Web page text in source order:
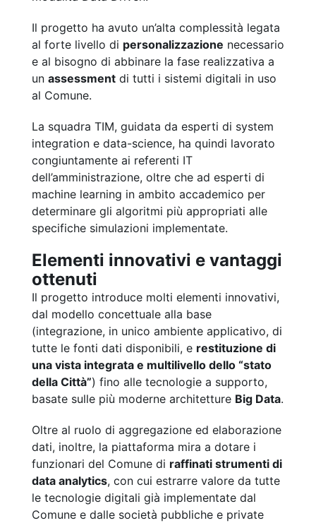
Il progetto ha avuto un’alta complessità legata
al forte livello di personalizzazione necessario
e al bisogno di abbinare la fase realizzativa a
un assessmentdi tutti i sistemi digitali in uso
al Comune.
La squadra TIM, guidata da esperti di system
integration e data-science, ha quindi lavorato
congiuntamente ai referenti IT
dell’amministrazione, oltre che ad esperti di
machine learning in ambito accademico per
determinare gli algoritmi più appropriati alle
specifiche simulazioni implementate.
Elementi innovativi e vantaggi
ottenuti
Il progetto introduce molti elementi innovativi,
dal modello concettuale alla base
(integrazione, in unico ambiente applicativo, di
tutte le fonti dati disponibili, e restituzione di
una vista integrata e multilivello dello “stato
della Città”) fino alle tecnologie a supporto,
basate sulle più moderne architetture Big Data.
Oltre al ruolo di aggregazione ed elaborazione
dati, inoltre, la piattaforma mira a dotare i
funzionari del Comune di raffinati strumenti di
data analytics, con cui estrarre valore da tutte
le tecnologie digitali già implementate dal
Comune e dalle società pubbliche e private